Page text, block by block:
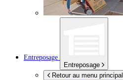
Entreposage
Entreposage
Retour au menu principal